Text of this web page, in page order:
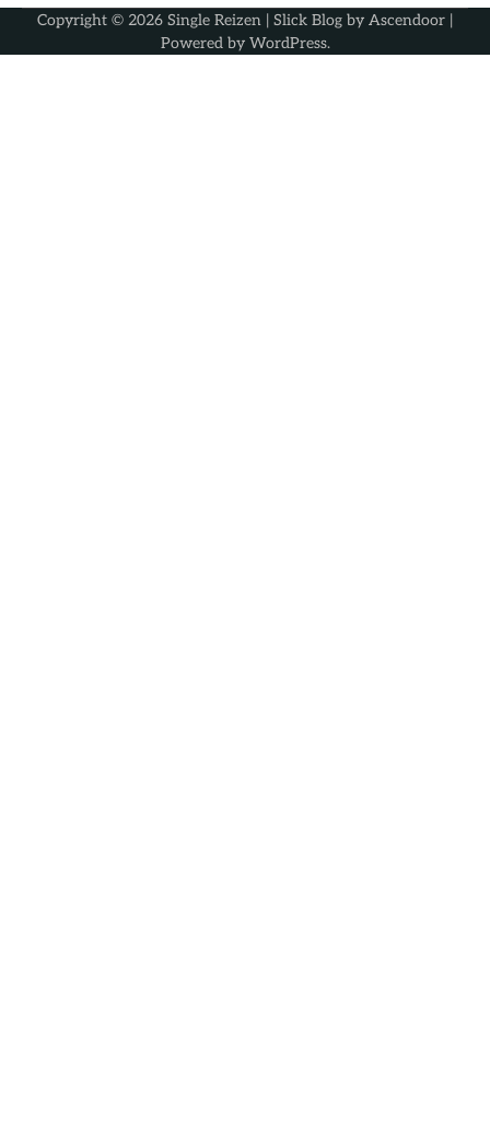
Copyright © 2026 Single Reizen | Slick Blog by Ascendoor |
Powered by WordPress.